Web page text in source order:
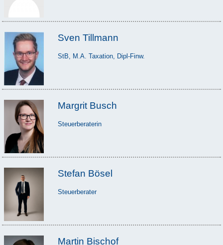
Sven Tillmann
StB, M.A. Taxation, Dipl-Finw.
Margrit Busch
Steuerberaterin
Stefan Bösel
Steuerberater
Martin Bischof